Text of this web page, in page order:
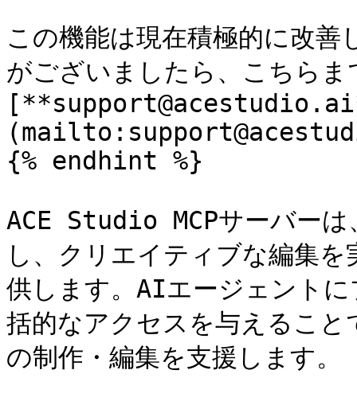
この機能は現在積極的に改
がございましたら、こちら
{% endhint %}
ACE Studio MCPサーバー
し、クリエイティブな編集
供します。AIエージェント
括的なアクセスを与えるこ
の制作・編集を支援します。